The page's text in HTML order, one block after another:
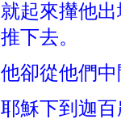
就起來攆他
推下去。
他卻從他們
耶穌下到迦